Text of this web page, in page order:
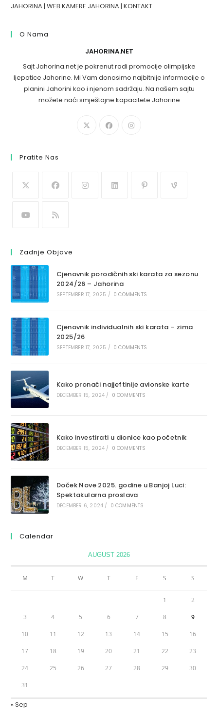
JAHORINA|WEB KAMERE JAHORINA|KONTAKT
O Nama
JAHORINA.NET
Sajt Jahorina.net je pokrenut radi promocije olimpijske
ljepotice Jahorine. Mi Vam donosimo najbitnije informacije o
planini Jahorini kao i njenom sadržaju. Na našem sajtu
možete naći smještajne kapacitete Jahorine
Pratite Nas
Zadnje Objave
Cjenovnik porodičnih ski karata za sezonu
2024/26 – Jahorina
SEPTEMBER 17, 2025 / 0 COMMENTS
Cjenovnik individualnih ski karata – zima
2025/26
SEPTEMBER 17, 2025 / 0 COMMENTS
Kako pronaći najjeftinije avionske karte
DECEMBER 15, 2024 / 0 COMMENTS
Kako investirati u dionice kao početnik
DECEMBER 15, 2024 / 0 COMMENTS
Doček Nove 2025. godine u Banjoj Luci:
Spektakularna proslava
DECEMBER 6, 2024 / 0 COMMENTS
Calendar
AUGUST 2026
M T W T F S S
1 2
3 4 5 6 7 8 9
10 11 12 13 14 15 16
17 18 19 20 21 22 23
24 25 26 27 28 29 30
31
« Sep